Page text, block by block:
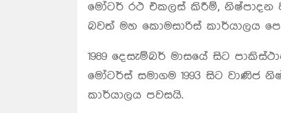
මෝටර් රථ එකලස් කිරීම්, නිෂ්පාදන
බවත් මහ කොමසාරිස් කාර්යාලය
1989 දෙසැම්බර් මාසයේ සිට
මෝටර්ස් සමාගම 1993 සිට වාණිජ
කාර්යාලය පවසයි.